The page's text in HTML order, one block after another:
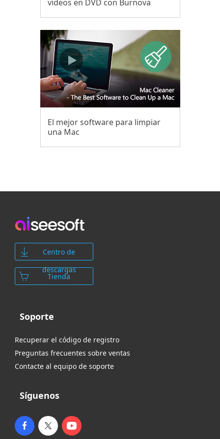
videos en DVD con Burnova
El mejor software para limpiar
una Mac
Centro de
descargas
Tienda
Soporte
Recuperar el código de registro
Preguntas frecuentes sobre ventas
Contacte al equipo de soporte
Síguenos